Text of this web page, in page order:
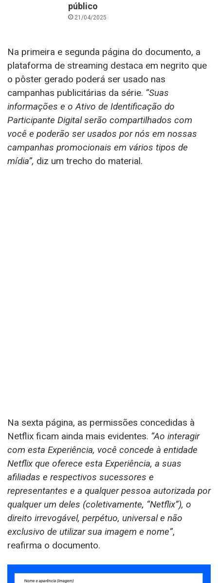
público
21/04/2025
Na primeira e segunda página do documento, a
plataforma de streaming destaca em negrito que
o pôster gerado poderá ser usado nas
campanhas publicitárias da série. “Suas
informações e o Ativo de Identificação do
Participante Digital serão compartilhados com
você e poderão ser usados por nós em nossas
campanhas promocionais em vários tipos de
mídia”, diz um trecho do material.
Na sexta página, as permissões concedidas à
Netflix ficam ainda mais evidentes. “Ao interagir
com esta Experiência, você concede à entidade
Netflix que oferece esta Experiência, a suas
afiliadas e respectivos sucessores e
representantes e a qualquer pessoa autorizada por
qualquer um deles (coletivamente, “Netflix”), o
direito irrevogável, perpétuo, universal e não
exclusivo de utilizar sua imagem e nome”,
reafirma o documento.